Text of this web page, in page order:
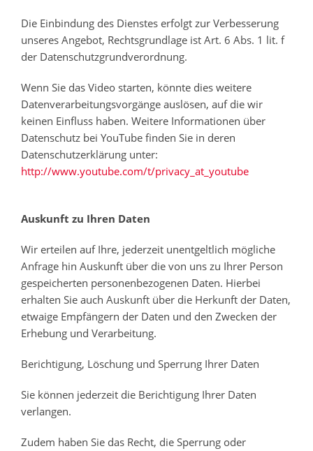
Die Einbindung des Dienstes erfolgt zur Verbesserung
unseres Angebot, Rechtsgrundlage ist Art. 6 Abs. 1 lit. f
der Datenschutzgrundverordnung.
Wenn Sie das Video starten, könnte dies weitere
Datenverarbeitungsvorgänge auslösen, auf die wir
keinen Einfluss haben. Weitere Informationen über
Datenschutz bei YouTube finden Sie in deren
Datenschutzerklärung unter:
http://www.youtube.com/t/privacy_at_youtube
Auskunft zu Ihren Daten
Wir erteilen auf Ihre, jederzeit unentgeltlich mögliche
Anfrage hin Auskunft über die von uns zu Ihrer Person
gespeicherten personenbezogenen Daten. Hierbei
erhalten Sie auch Auskunft über die Herkunft der Daten,
etwaige Empfängern der Daten und den Zwecken der
Erhebung und Verarbeitung.
Berichtigung, Löschung und Sperrung Ihrer Daten
Sie können jederzeit die Berichtigung Ihrer Daten
verlangen.
Zudem haben Sie das Recht, die Sperrung oder